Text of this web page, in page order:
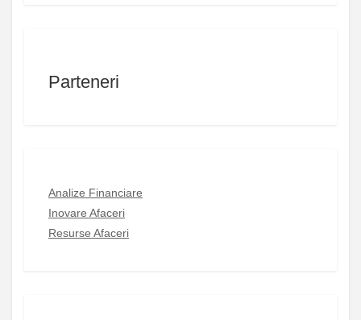
Parteneri
Analize Financiare
Inovare Afaceri
Resurse Afaceri